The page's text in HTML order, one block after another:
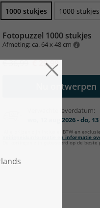
Verwachte leverdatum:
wo, 12 aug 2026 - do,
1000 stukjes 1000 stukjes
Fotopuzzel 1000 stukjes
Afmeting: ca. 64 x 48 cm
€ 36,99 € 29,99
Nu ontwerpen
Alle prijzen zijn inclusief BTW en
Veiligheidsinformatie en informatie
De kortingen zijn gebaseerd op de